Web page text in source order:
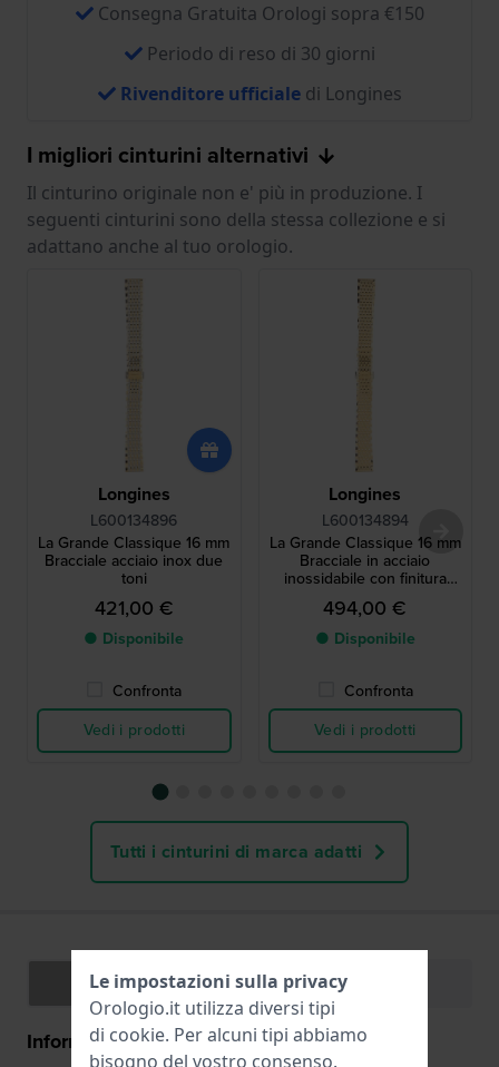
Consegna Gratuita Orologi sopra €150
Periodo di reso di 30 giorni
Rivenditore ufficialedi Longines
I migliori cinturini alternativi
Il cinturino originale non e' più in produzione. I
seguenti cinturini sono della stessa collezione e si
adattano anche al tuo orologio.
Longines
L600134896
La Grande Classique 16 mm
Bracciale acciaio inox due
toni
421,00 €
● Disponibile
Confronta
Vedi i prodotti
Longines
L600134894
La Grande Classique 16 mm
Bracciale in acciaio
inossidabile con finitura
dorata
494,00 €
● Disponibile
Confronta
Vedi i prodotti
Tutti i cinturini di marca adatti
Specifiche Funzioni
Informazioni generali
Le impostazioni sulla privacy
Orologio.it utilizza diversi tipi
di cookie. Per alcuni tipi abbiamo
bisogno del vostro consenso.